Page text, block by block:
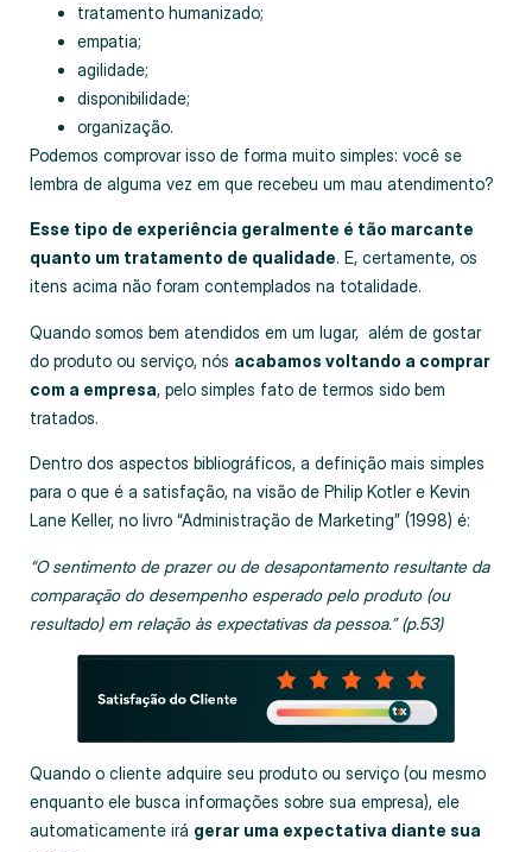
tratamento humanizado;
empatia;
agilidade;
disponibilidade;
organização.
Podemos comprovar isso de forma muito simples: você se
lembra de alguma vez em que recebeu um mau atendimento?
Esse tipo de experiência geralmente é tão marcante
quanto um tratamento de qualidade. E, certamente, os
itens acima não foram contemplados na totalidade.
Quando somos bem atendidos em um lugar, além de gostar
do produto ou serviço, nós acabamos voltando a comprar
com a empresa, pelo simples fato de termos sido bem
tratados.
Dentro dos aspectos bibliográficos, a definição mais simples
para o que é a satisfação, na visão de Philip Kotler e Kevin
Lane Keller, no livro “Administração de Marketing” (1998) é:
“O sentimento de prazer ou de desapontamento resultante da
comparação do desempenho esperado pelo produto (ou
resultado) em relação às expectativas da pessoa.” (p.53)
Quando o cliente adquire seu produto ou serviço (ou mesmo
enquanto ele busca informações sobre sua empresa), ele
automaticamente irá gerar uma expectativa diante sua